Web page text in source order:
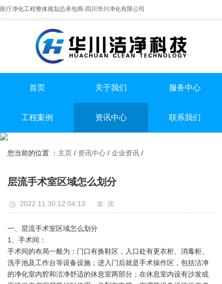
医疗净化工程整体规划总承包商-四川华川净化有限公司
提供实医疗净化整体解决方案
首页 关于我们 服务中心
手术室净化装修
实验室净化装修
工程案例
无尘车间
资讯中心 联系我们
您当前的位置 ： 主页 / 资讯中心 / 企业资讯 /
层流手术室区域怎么划分
2022 11 30 12:04:13 次
一、层流手术室区域怎么划分
1、手术间：
手术间的布局一般为：门口有换鞋区，入口处有更衣柜、消毒柜、
洗手池及工作台等设备设施；进入门后就是手术操作区，包括洁净
的净化室内腔和洁净舒适的休息室两部分；在休息室内设有沙发或